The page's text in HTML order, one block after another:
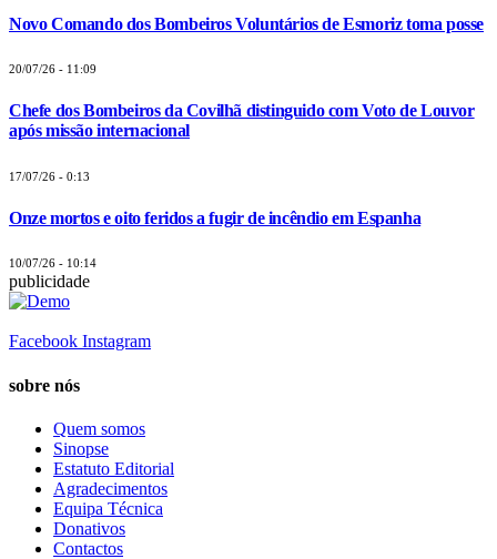
Novo Comando dos Bombeiros Voluntários de Esmoriz toma posse
20/07/26 - 11:09
Chefe dos Bombeiros da Covilhã distinguido com Voto de Louvor
após missão internacional
17/07/26 - 0:13
Onze mortos e oito feridos a fugir de incêndio em Espanha
10/07/26 - 10:14
publicidade
Facebook Instagram
sobre nós
Quem somos
Sinopse
Estatuto Editorial
Agradecimentos
Equipa Técnica
Donativos
Contactos